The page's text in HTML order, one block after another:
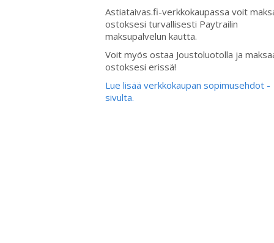
Astiataivas.fi-verkkokaupassa voit
ostoksesi turvallisesti Paytrailin
maksupalvelun kautta.
Voit myös ostaa Joustoluotolla ja
ostoksesi erissä!
Lue lisää verkkokaupan sopimusehdot -
sivulta.